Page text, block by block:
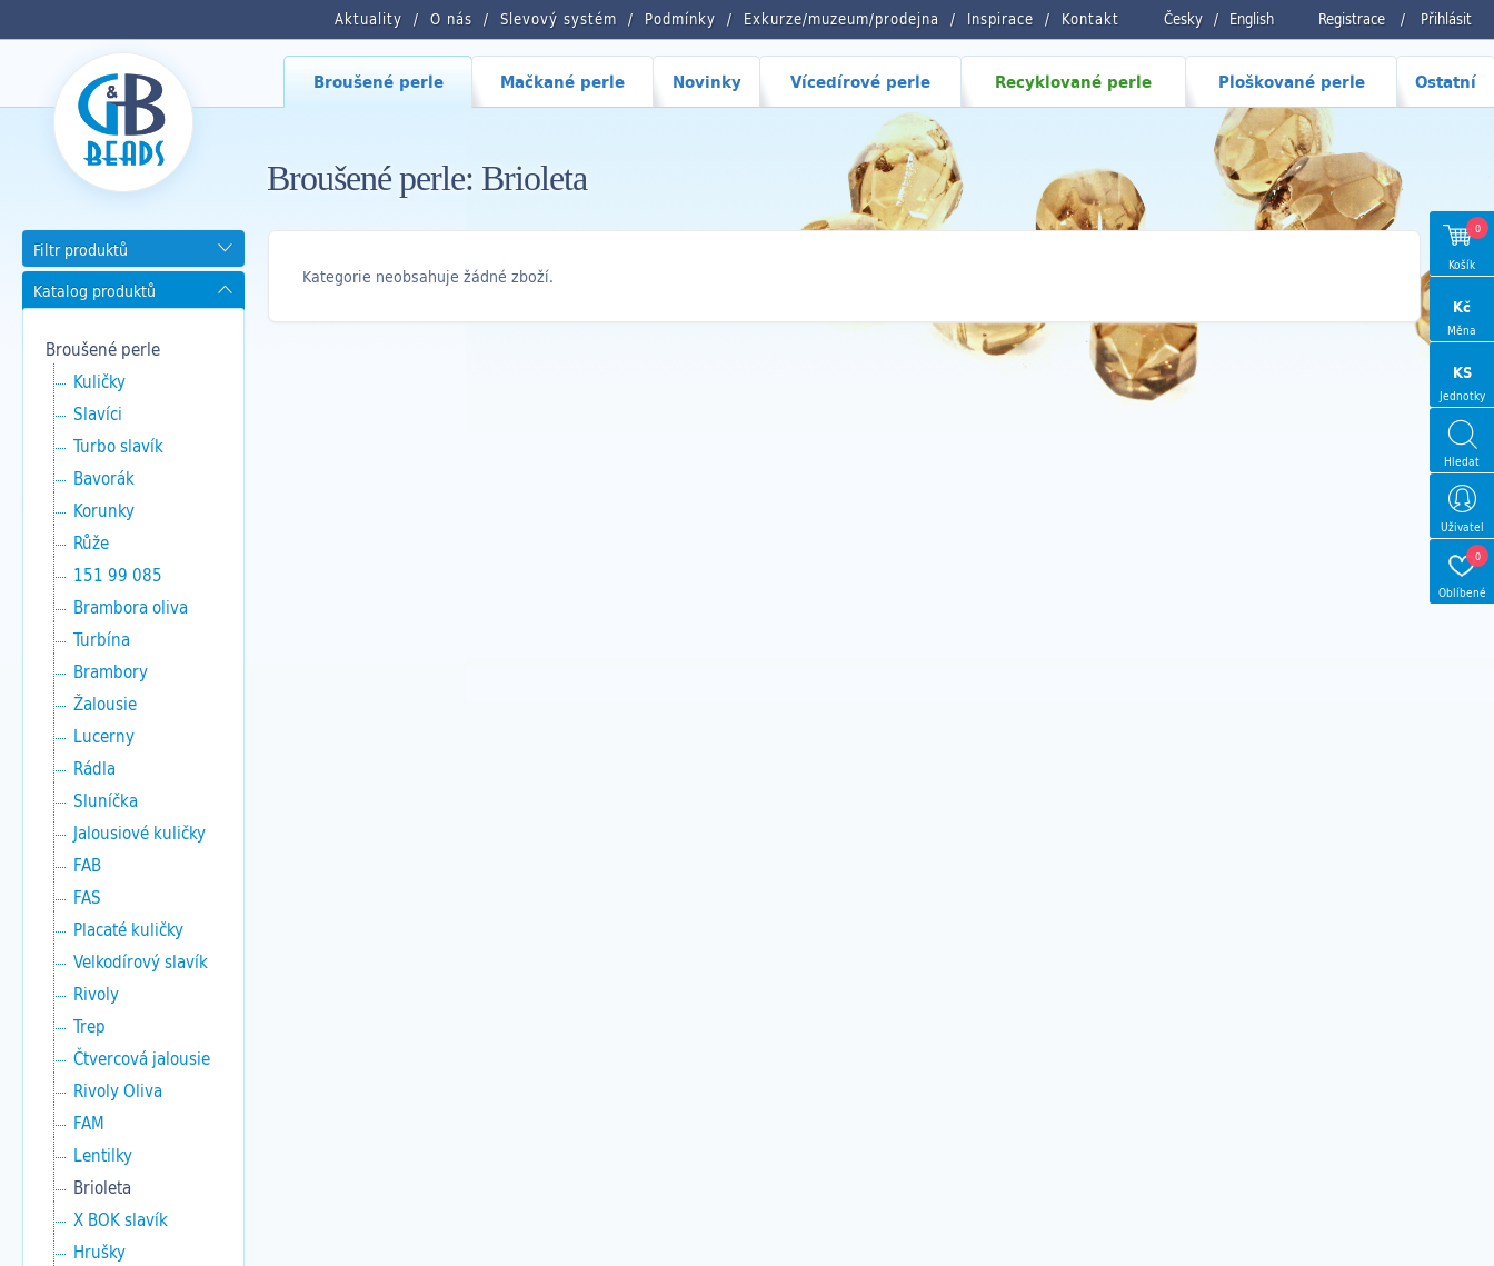
Registrace / Přihlásit
Česky / English
Aktuality O nás Slevový systém Podmínky Exkurze/muzeum/prodejna Inspirace Kontakt
Broušené perle Mačkané perle Novinky Vícedírové perle Recyklované perle Ploškované perle Ostatní
Broušené perle: Brioleta
Filtr produktů
Katalog produktů
Broušené perle
Kuličky
Slavíci
Turbo slavík
Bavorák
Korunky
Růže
151 99 085
Brambora oliva
Turbína
Brambory
Žalousie
Lucerny
Rádla
Sluníčka
Jalousiové kuličky
FAB
FAS
Placaté kuličky
Velkodírový slavík
Rivoly
Trep
Čtvercová jalousie
Rivoly Oliva
FAM
Lentilky
Brioleta
X BOK slavík
Hrušky
Kategorie neobsahuje žádné zboží.
0
Košík
Kč
Měna
KS
Jednotky
Hledat
Uživatel
0
Oblíbené